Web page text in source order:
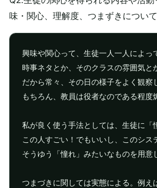
味・関心、理解度、つまずきについて
興味や関心って、生徒一人一人によ
時事ネタとか、そのクラスの雰囲気と
だから常々、その日の様子をよく観
もちろん、教員は役者なのである程
私が良く使う手法としては、生徒に「
この人すごい！でもいいし、このシ
そうゆう「憧れ」みたいなものを用
つまづきに関しては実態による。例